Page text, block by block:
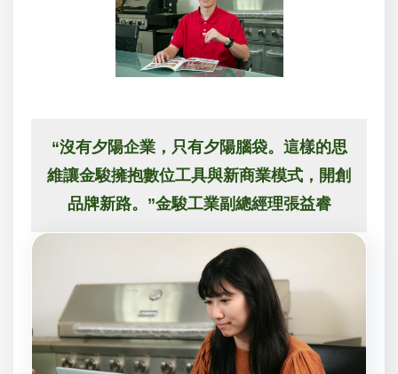
“沒有夕陽企業，只有夕陽腦袋。這樣的思
維讓金駿擁抱數位工具與新商業模式，開創
品牌新路。”金駿工業副總經理張益睿